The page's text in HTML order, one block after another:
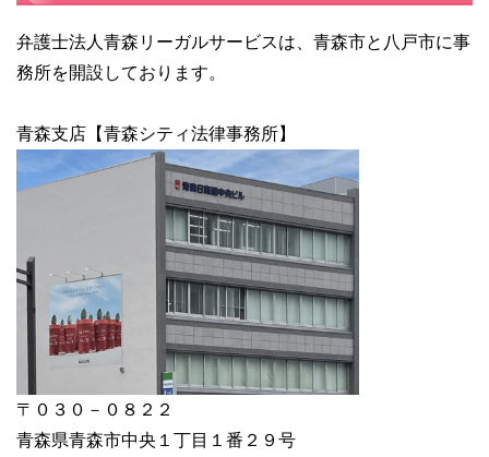
弁護士法人青森リーガルサービスは、青森市と八戸市に事
務所を開設しております。
青森支店【青森シティ法律事務所】
〒０３０－０８２２
青森県青森市中央１丁目１番２９号